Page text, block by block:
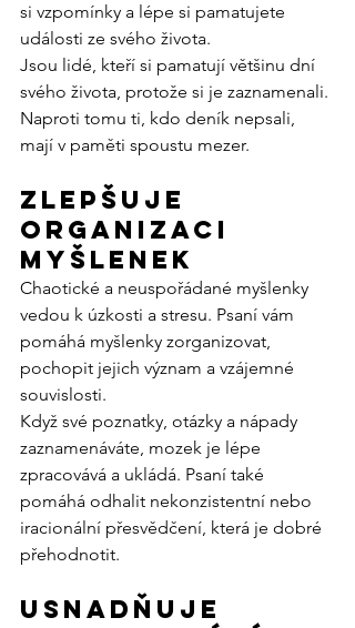
si vzpomínky a lépe si pamatujete
události ze svého života.
Jsou lidé, kteří si pamatují většinu dní
svého života, protože si je zaznamenali.
Naproti tomu ti, kdo deník nepsali,
mají v paměti spoustu mezer.
Zlepšuje
organizaci
myšlenek
Chaotické a neuspořádané myšlenky
vedou k úzkosti a stresu. Psaní vám
pomáhá myšlenky zorganizovat,
pochopit jejich význam a vzájemné
souvislosti.
Když své poznatky, otázky a nápady
zaznamenáváte, mozek je lépe
zpracovává a ukládá. Psaní také
pomáhá odhalit nekonzistentní nebo
iracionální přesvědčení, která je dobré
přehodnotit.
Usnadňuje